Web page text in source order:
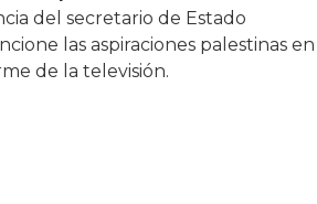
del secretario de Estado
las aspiraciones palestinas en
de la televisión.